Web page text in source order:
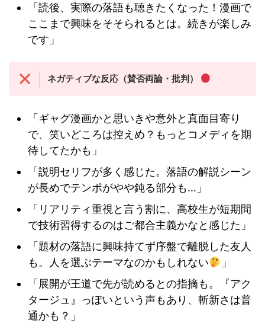
「読後、実際の落語も聴きたくなった！漫画で
ここまで興味をそそられるとは。続きが楽しみ
です」
ネガティブな反応（賛否両論・批判）
「ギャグ漫画かと思いきや意外と真面目寄り
で、笑いどころは控えめ？もっとコメディを期
待してたかも」
「説明セリフが多く感じた。落語の解説シーン
が長めでテンポがやや鈍る部分も…」
「リアリティ重視と言う割に、高校生が短期間
で技術習得するのはご都合主義かなと感じた」
「題材の落語に興味持てず序盤で離脱した友人
も。人を選ぶテーマなのかもしれない
」
「展開が王道で先が読めるとの指摘も。『アク
タージュ』っぽいという声もあり、斬新さは普
通かも？」